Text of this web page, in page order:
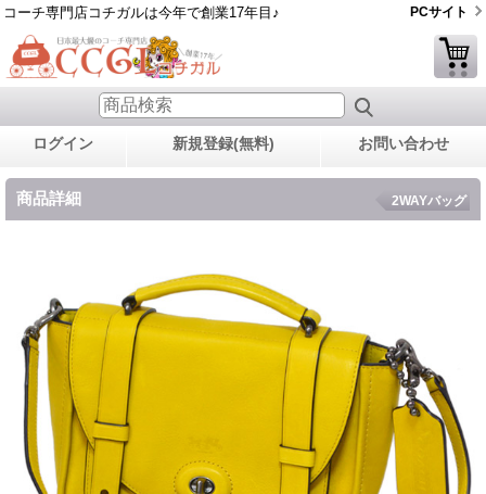
コーチ専門店コチガルは今年で創業17年目♪ PCサイト
ログイン 新規登録(無料) お問い合わせ
商品詳細 2WAYバッグ